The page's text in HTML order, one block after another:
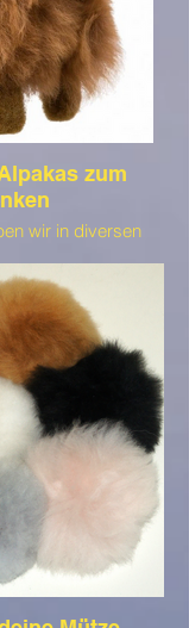
zum
wir in diversen
Hasen und
euch da (solange
reicht)